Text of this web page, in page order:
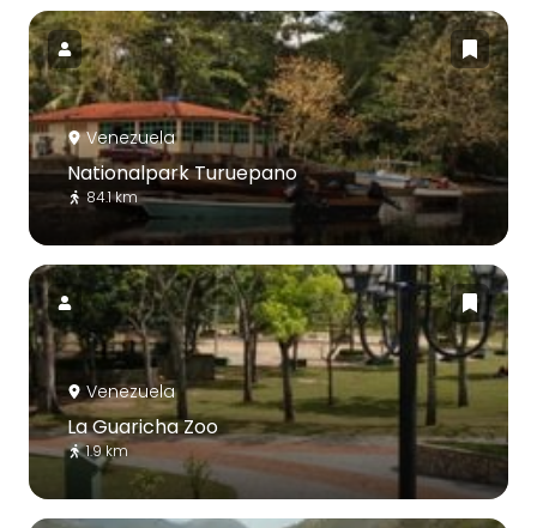
Venezuela
Nationalpark Turuepano
84.1 km
Venezuela
La Guaricha Zoo
1.9 km